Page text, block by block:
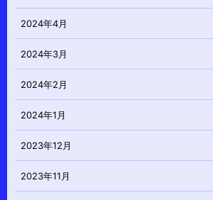
2024年4月
2024年3月
2024年2月
2024年1月
2023年12月
2023年11月